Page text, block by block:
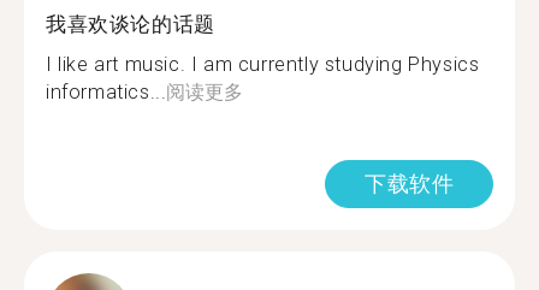
我喜欢谈论的话题
I like art music. I am currently studying Physics
informatics...阅读更多
下载软件